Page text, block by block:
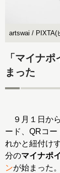
artswai / PIXTA(
「マイナ
まった
９月１日か
ード、QRコ
れかと紐付け
分のマイナポ
ンが始まった